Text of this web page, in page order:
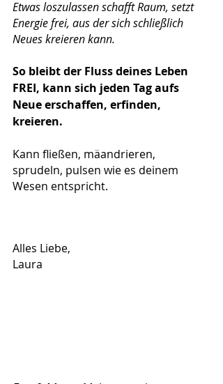
Etwas loszulassen schafft Raum, setzt
Energie frei, aus der sich schließlich
Neues kreieren kann.
So bleibt der Fluss deines Leben
FREI, kann sich jeden Tag aufs
Neue erschaffen, erfinden,
kreieren.
Kann fließen, mäandrieren,
sprudeln, pulsen wie es deinem
Wesen entspricht.
Alles Liebe,
Laura